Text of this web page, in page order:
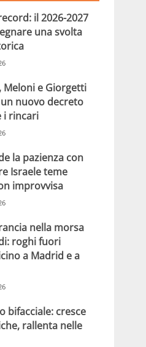
il 2026-2027
una svolta
Meloni e Giorgetti
nuovo decreto
i rincari
la pazienza con
Israele teme
improvvisa
nella morsa
roghi fuori
a Madrid e a
bifacciale: cresce
rallenta nelle